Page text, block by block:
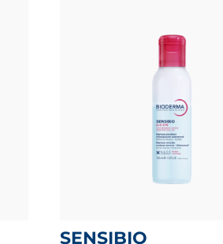
SENSIBIO